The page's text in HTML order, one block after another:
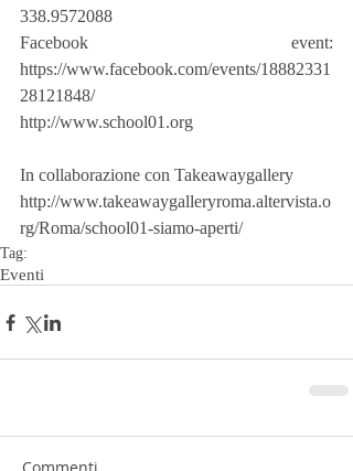
338.9572088
Facebook event:
https://www.facebook.com/events/18882331
28121848/
http://www.school01.org
In collaborazione con Takeawaygallery
http://www.takeawaygalleryroma.altervista.o
rg/Roma/school01-siamo-aperti/
Tag:
Eventi